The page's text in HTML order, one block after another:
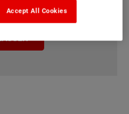
Accept All Cookies